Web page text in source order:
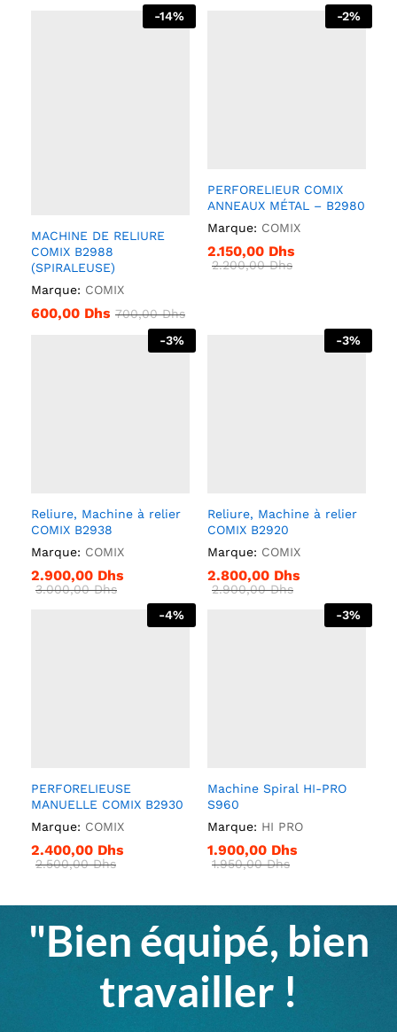
-14%
MACHINE DE RELIURE
COMIX B2988
(SPIRALEUSE)
Marque: COMIX
600,00 Dhs 700,00Dhs
-2%
PERFORELIEUR COMIX
ANNEAUX MÉTAL – B2980
Marque: COMIX
2.150,00 Dhs
2.200,00Dhs
-3%
Reliure, Machine à relier
COMIX B2938
Marque: COMIX
2.900,00 Dhs
3.000,00Dhs
-3%
Reliure, Machine à relier
COMIX B2920
Marque: COMIX
2.800,00 Dhs
2.900,00Dhs
-4%
PERFORELIEUSE
MANUELLE COMIX B2930
Marque: COMIX
2.400,00 Dhs
2.500,00Dhs
-3%
Machine Spiral HI-PRO
S960
Marque: HI PRO
1.900,00 Dhs
1.950,00Dhs
"Bien équipé, bien
travailler !